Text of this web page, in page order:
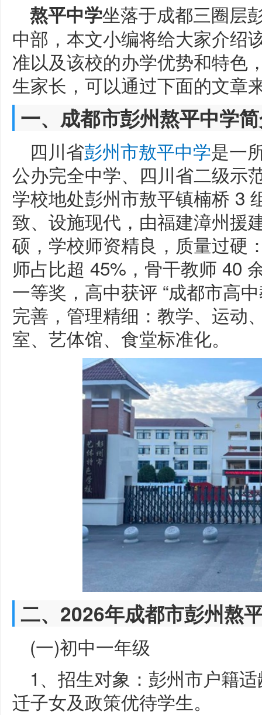
熬平中学坐落于成都三圈层
中部，本文小编将给大家介绍
准以及该校的办学优势和特色
生家长，可以通过下面的文章
一、成都市彭州熬平中学
四川省彭州市敖平中学是一
公办完全中学、四川省二级示
学校地处彭州市敖平镇楠桥 3
致、设施现代，由福建漳州援
硕，学校师资精良，质量过硬
师占比超 45%，骨干教师 40
一等奖，高中获评 “成都市高
完善，管理精细：教学、运动
室、艺体馆、食堂标准化。
二、2026年成都市彭州熬
(一)初中一年级
1、招生对象：彭州市户籍
迁子女及政策优待学生。